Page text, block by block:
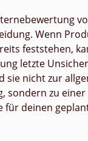
Wenn
feststehen,
letzte
sie nicht zur
sondern zu
für deinen